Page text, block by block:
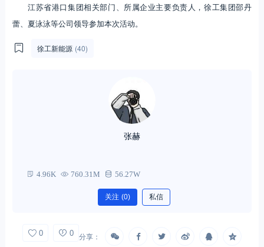
江苏省港口集团相关部门、所属企业主要负责人，徐工集团邵丹
蕾、夏泳泳等公司领导参加本次活动。
徐工新能源 (40)
张赫
4.96K 760.31M 56.27W
关注 (0) 私信
0 0 分享：